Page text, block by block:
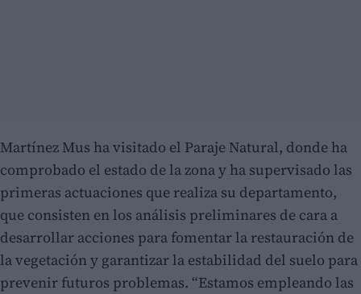
Martínez Mus ha visitado el Paraje Natural, donde ha
comprobado el estado de la zona y ha supervisado las
primeras actuaciones que realiza su departamento,
que consisten en los análisis preliminares de cara a
desarrollar acciones para fomentar la restauración de
la vegetación y garantizar la estabilidad del suelo para
prevenir futuros problemas. “Estamos empleando las